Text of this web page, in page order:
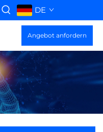
DE
Angebot anfordern